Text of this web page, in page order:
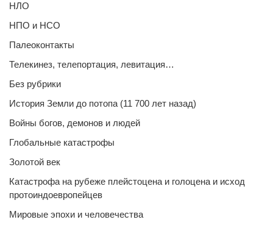
НЛО
НПО и НСО
Палеоконтакты
Телекинез, телепортация, левитация…
Без рубрики
История Земли до потопа (11 700 лет назад)
Войны богов, демонов и людей
Глобальные катастрофы
Золотой век
Катастрофа на рубеже плейстоцена и голоцена и исход
протоиндоевропейцев
Мировые эпохи и человечества